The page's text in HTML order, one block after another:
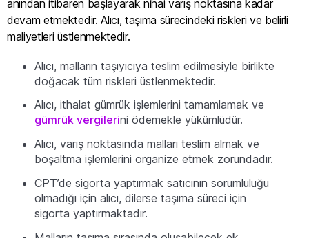
anından itibaren başlayarak nihai varış noktasına kadar
devam etmektedir. Alıcı, taşıma sürecindeki riskleri ve belirli
maliyetleri üstlenmektedir.
Alıcı, malların taşıyıcıya teslim edilmesiyle birlikte
doğacak tüm riskleri üstlenmektedir.
Alıcı, ithalat gümrük işlemlerini tamamlamak ve
gümrük vergilerini ödemekle yükümlüdür.
Alıcı, varış noktasında malları teslim almak ve
boşaltma işlemlerini organize etmek zorundadır.
CPT’de sigorta yaptırmak satıcının sorumluluğu
olmadığı için alıcı, dilerse taşıma süreci için
sigorta yaptırmaktadır.